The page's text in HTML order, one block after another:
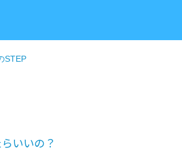
STEP
いいの？